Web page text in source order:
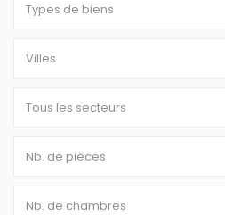
Types de biens
Villes
Tous les secteurs
Nb. de pièces
Nb. de chambres